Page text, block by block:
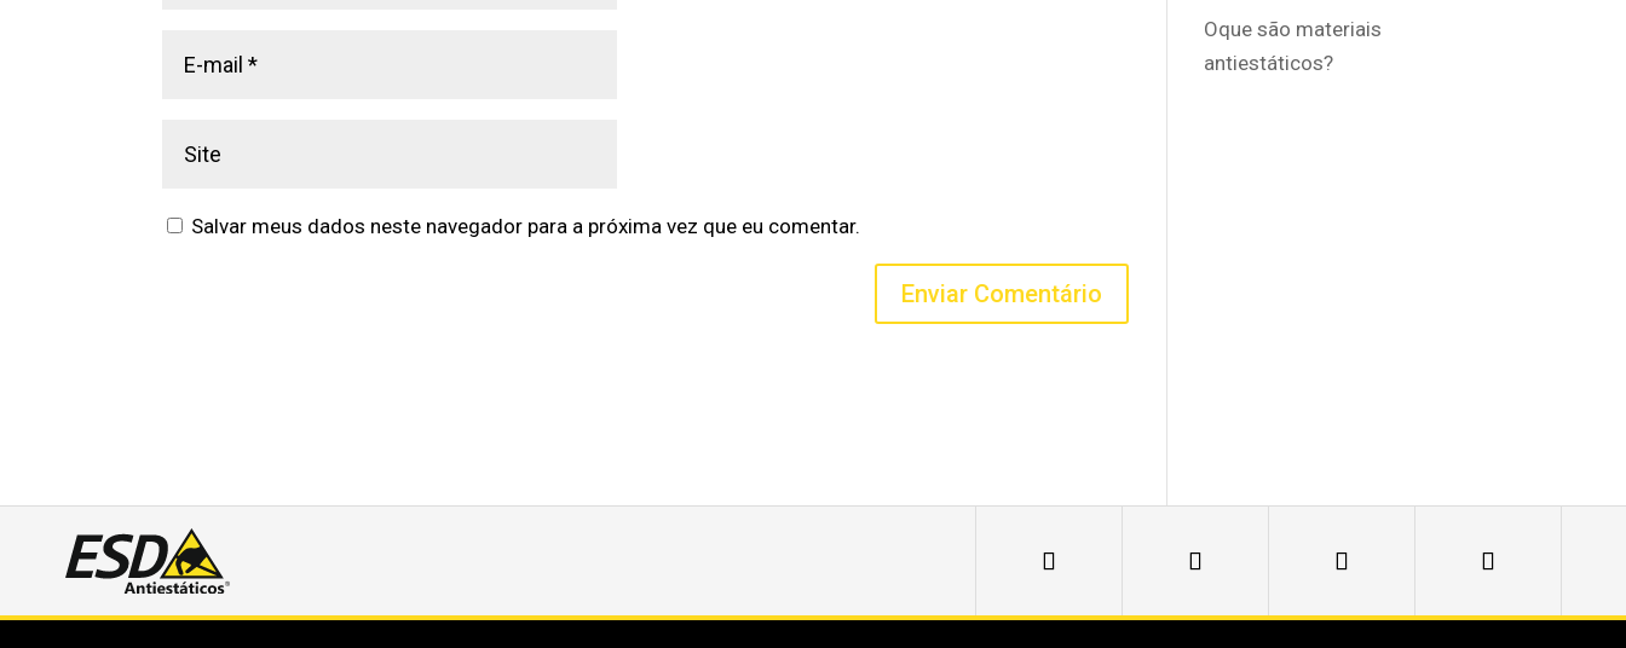
Salvar meus dados neste navegador para a próxima vez que eu comentar.
Oque são materiais
antiestáticos?